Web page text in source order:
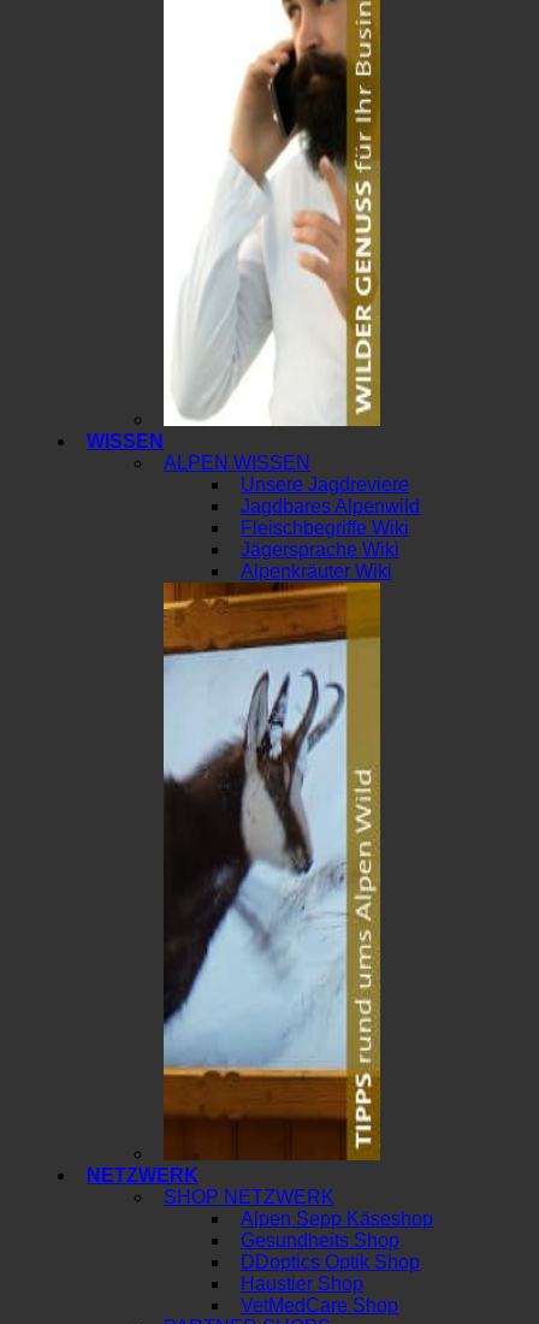
WISSEN
ALPEN WISSEN
Unsere Jagdreviere
Jagdbares Alpenwild
Fleischbegriffe Wiki
Jägersprache Wiki
Alpenkräuter Wiki
NETZWERK
SHOP NETZWERK
Alpen Sepp Käseshop
Gesundheits Shop
DDoptics Optik Shop
Haustier Shop
VetMedCare Shop